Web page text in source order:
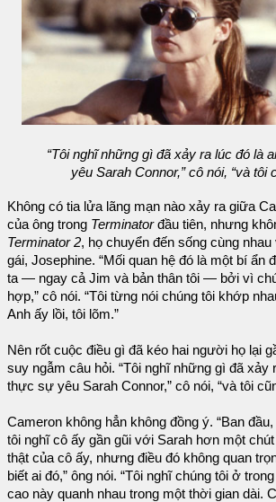
“Tôi nghĩ những gì đã xảy ra lúc đó là
yêu Sarah Connor,” cô nói, “và tôi
Không có tia lửa lãng mạn nào xảy ra giữa
của ông trong Terminatorđầu tiên, nhưng
Terminator 2, họ chuyển đến sống cùng
gái, Josephine. “Mối quan hệ đó là một bí ẩn
ta — ngay cả Jim và bản thân tôi — bởi vì
hợp,” cô nói. “Tôi từng nói chúng tôi khớp
Anh ấy lồi, tôi lõm.”
Nên rốt cuộc điều gì đã kéo hai người họ lại
suy ngẫm câu hỏi. “Tôi nghĩ những gì đã xảy
thực sự yêu Sarah Connor,” cô nói, “và tôi
Cameron không hẳn không đồng ý. “Ban
tôi nghĩ cô ấy gần gũi với Sarah hơn một
thật của cô ấy, nhưng điều đó không quan
biết ai đó,” ông nói. “Tôi nghĩ chúng tôi ở
cao này quanh nhau trong một thời gian dài.